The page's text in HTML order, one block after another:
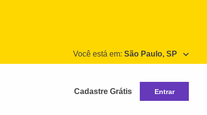
Você está em: São Paulo, SP
Cadastre Grátis Entrar